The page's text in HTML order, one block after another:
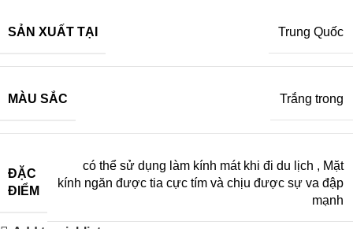
SẢN XUẤT TẠI Trung Quốc
MÀU SẮC Trắng trong
ĐẶC
ĐIỂM
có thể sử dụng làm kính mát khi đi du lịch , Mặt
kính ngăn được tia cực tím và chịu được sự va đập
mạnh